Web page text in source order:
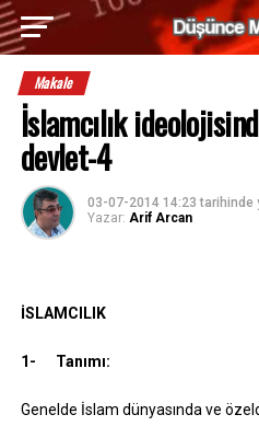
Makale
İslamcılık
devlet-4
03-07-2014 14:23 tarihinde
Yazar: Arif Arcan
İSLAMCILIK
1- Tanımı:
Genelde İslam dünyasında ve